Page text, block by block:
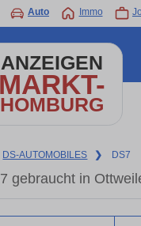
Auto Immo
ANZEIGEN
MARKT-
HOMBURG
DS-AUTOMOBILES ❯ DS7
gebraucht in